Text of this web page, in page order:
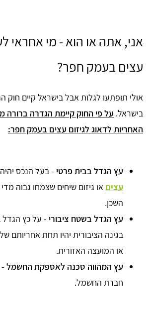
אני, אתה או הוא - מי אחראי
עצים בעמק חפר?
אולי תופתעו לגלות אבל בישראל קיים חוק
בישראל. על פי החוק קיימת הגדרה ברורה
האחריות לדאוג לגיזום עצים בעמק חפר:
עץ הגדל בבית פרטי - בעל הנכס
עצים או גיזום שיחים שצמחו גבוה
השכן.
עץ הגדל בשטח ציבורי - על כץ הגדל
בגינה הציבורית יהיו תחת אחריותם
או המועצה האזורית.
עץ המהווה סכנה לאספקת החשמל
חברת החשמל.